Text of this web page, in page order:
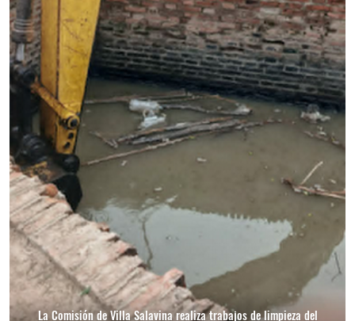
La Comisión de Villa Salavina realiza trabajos de limpieza del